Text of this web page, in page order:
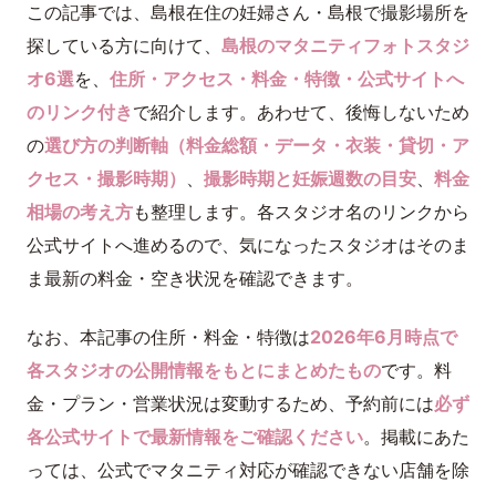
この記事では、島根在住の妊婦さん・島根で撮影場所を
探している方に向けて、 島根のマタニティフォトスタジ
オ6選を、 住所・アクセス・料金・特徴・公式サイトへ
のリンク付き で紹介します。あわせて、後悔しないため
の選び方の判断軸（料金総額・データ・衣装・貸切・ア
クセス・撮影時期） 、 撮影時期と妊娠週数の目安、 料金
相場の考え方も整理します。各スタジオ名のリンクから
公式サイトへ進めるので、気になったスタジオはそのま
ま最新の料金・空き状況を確認できます。
なお、本記事の住所・料金・特徴は2026年6月時点で
各スタジオの公開情報をもとにまとめたものです。料
金・プラン・営業状況は変動するため、予約前には必ず
各公式サイトで最新情報をご確認ください。掲載にあた
っては、公式でマタニティ対応が確認できない店舗を除